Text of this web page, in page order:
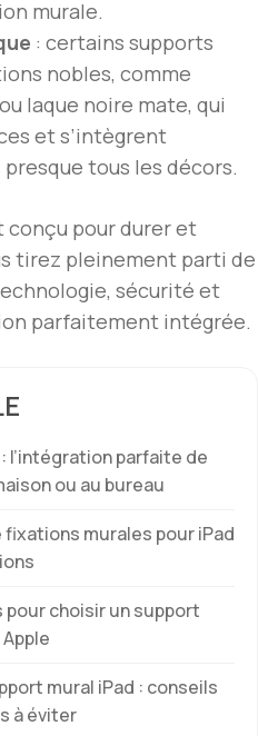
murale.
: certains supports
nobles, comme
laque noire mate, qui
et s’intègrent
tous les décors.
conçu pour durer et
tirez pleinement parti de
sécurité et
parfaitement intégrée.
l’intégration parfaite de
ou au bureau
murales pour iPad
choisir un support
mural iPad : conseils
à éviter